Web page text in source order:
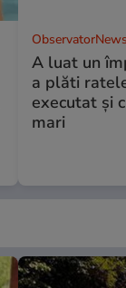
A luat un
a plăti
executat şi
mari